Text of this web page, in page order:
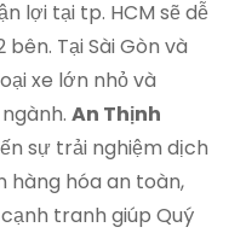
lợi tại tp. HCM sẽ dễ
Tại Sài Gòn và
xe lớn nhỏ và
An Thịnh
sự trải nghiệm dịch
hàng hóa an toàn,
tranh giúp Quý